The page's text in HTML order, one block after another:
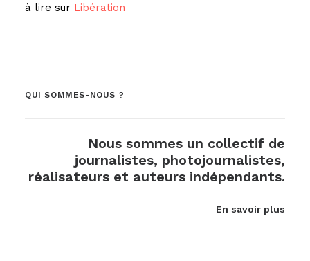
à lire sur Libération
QUI SOMMES-NOUS ?
Nous sommes un collectif de
journalistes, photojournalistes,
réalisateurs et auteurs indépendants.
En savoir plus